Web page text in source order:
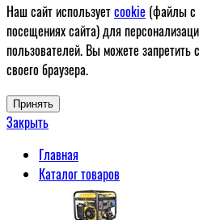
Наш сайт используетcookie (файлы с
посещениях сайта) для
пользователей. Вы можете запретить
своего браузера.
Принять
Закрыть
Главная
Каталог товаров